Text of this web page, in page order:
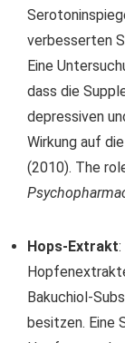
verbesserten
Eine
dass die
depressiven
Wirkung auf
(2010). The
Hops-Extrakt
Bakuchiol-
besitzen. Eine